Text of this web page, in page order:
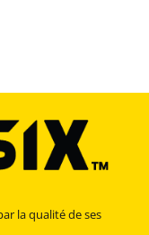
la qualité de ses